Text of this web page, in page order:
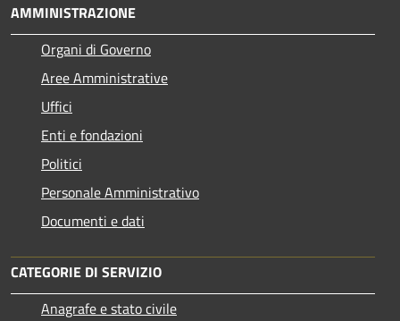
AMMINISTRAZIONE
Organi di Governo
Aree Amministrative
Uffici
Enti e fondazioni
Politici
Personale Amministrativo
Documenti e dati
CATEGORIE DI SERVIZIO
Anagrafe e stato civile